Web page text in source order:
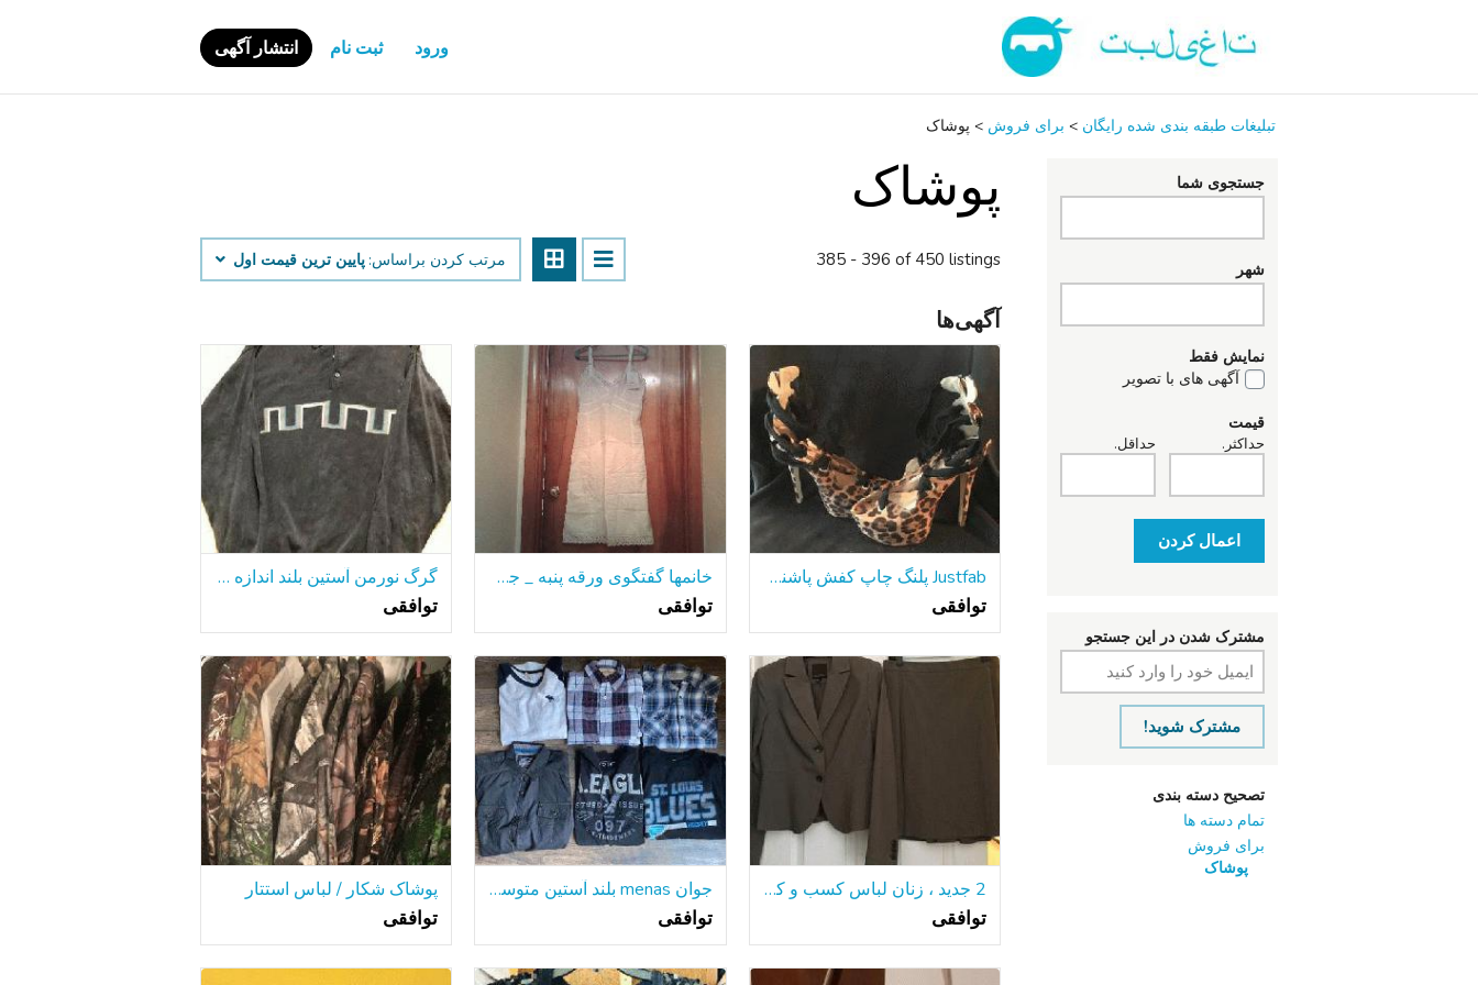
ورود ثبت نام انتشار آگهی
تبلیغات طبقه بندی شده رایگان > برای فروش > پوشاک
جستجوی شما
شهر
نمایش فقط
آگهی های با تصویر
قیمت
حداقل. حداکثر.
اعمال کردن
مشترک شدن در این جستجو
مشترک شوید!
تصحیح دسته بندی
تمام دسته ها
برای فروش
پوشاک
پوشاک
385 - 396 of 450 listings مرتب کردن براساس: پایین ‌ترین قیمت اول
آگهی‌ها
Justfab پلنگ چاپ کفش پاشنه بلند اندازه 7.5
توافقی
خانمها گفتگوی ورقه پنبه _ جدید کهنه نشده
توافقی
گرگ نورمن آستین بلند اندازه پیراهن L
توافقی
2 جدید ، زنان لباس کسب و کار-ژاکت دامن ، اندازه 4
توافقی
جوان menas بلند آستین متوسط مجموعه
توافقی
پوشاک شکار / لباس استتار
توافقی